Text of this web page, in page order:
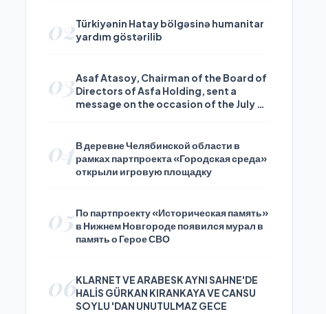
02Türkiyənin Hatay bölgəsinə humanitar
yardım göstərilib
03Asaf Atasoy, Chairman of the Board of
Directors of Asfa Holding, sent a
message on the occasion of the July 24
04В деревне Челябинской области в
рамках партпроекта «Городская среда»
открыли игровую площадку
05 По партпроекту «Историческая память»
в Нижнем Новгороде появился мурал в
память о Герое СВО
06KLARNET VE ARABESK AYNI SAHNE'DE
HALİS GÜRKAN KIRANKAYA VE CANSU
SOYLU 'DAN UNUTULMAZ GECE